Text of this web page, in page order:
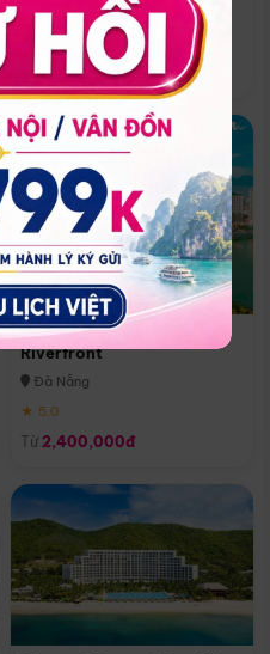
Quoc
Phú Quốc
★ 5.0
Melia Vinpearl Danang
Riverfront
Đà Nẵng
★ 5.0
Từ 2,400,000đ